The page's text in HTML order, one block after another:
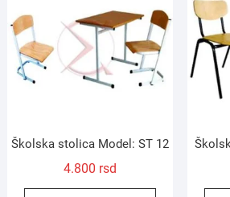
Školska stolica Model: ST 12
4.800 rsd